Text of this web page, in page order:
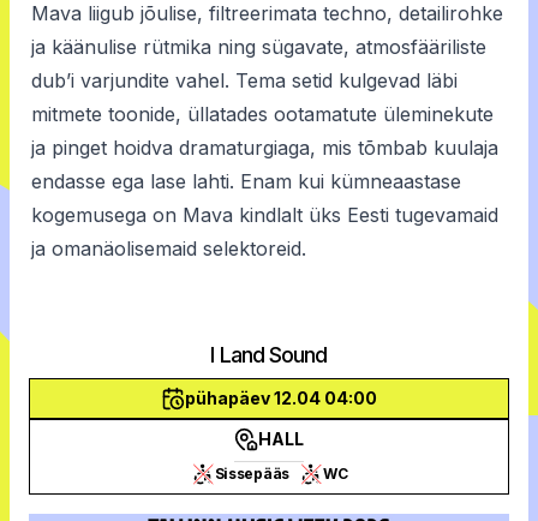
Mava liigub jõulise, filtreerimata techno, detailirohke
ja käänulise rütmika ning sügavate, atmosfääriliste
dub’i varjundite vahel. Tema setid kulgevad läbi
mitmete toonide, üllatades ootamatute üleminekute
ja pinget hoidva dramaturgiaga, mis tõmbab kuulaja
endasse ega lase lahti. Enam kui kümneaastase
kogemusega on Mava kindlalt üks Eesti tugevamaid
ja omanäolisemaid selektoreid.
I Land Sound
pühapäev 12.04 04:00
HALL
Sissepääs WC